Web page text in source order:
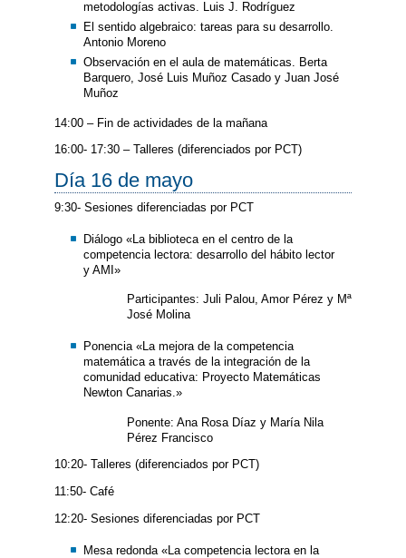
metodologías activas. Luis J. Rodríguez
El sentido algebraico: tareas para su desarrollo.
Antonio Moreno
Observación en el aula de matemáticas. Berta
Barquero, José Luis Muñoz Casado y Juan José
Muñoz
14:00 – Fin de actividades de la mañana
16:00- 17:30 – Talleres (diferenciados por PCT)
Día 16 de mayo
9:30- Sesiones diferenciadas por PCT
Diálogo «La biblioteca en el centro de la
competencia lectora: desarrollo del hábito lector
y AMI»
Participantes: Juli Palou, Amor Pérez y Mª
José Molina
Ponencia «La mejora de la competencia
matemática a través de la integración de la
comunidad educativa: Proyecto Matemáticas
Newton Canarias.»
Ponente: Ana Rosa Díaz y María Nila
Pérez Francisco
10:20- Talleres (diferenciados por PCT)
11:50- Café
12:20- Sesiones diferenciadas por PCT
Mesa redonda «La competencia lectora en la